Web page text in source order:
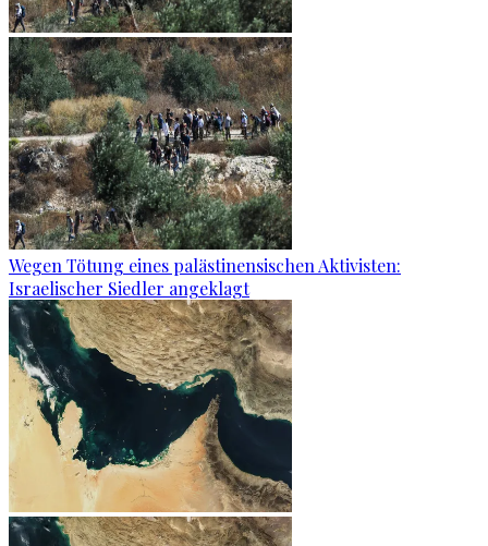
Wegen Tötung eines palästinensischen Aktivisten:
Israelischer Siedler angeklagt